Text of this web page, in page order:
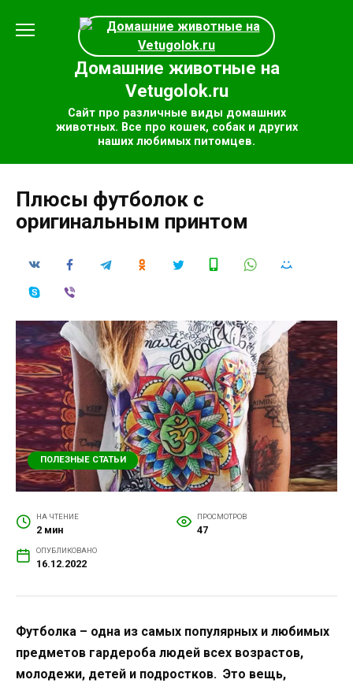
содержанию
Домашние животные на
Vetugolok.ru
Сайт про различные виды домашних
животных. Все про кошек, собак и других
наших любимых питомцев.
Плюсы футболок с
оригинальным принтом
ПОЛЕЗНЫЕ СТАТЬИ
НА ЧТЕНИЕ
2 мин
ПРОСМОТРОВ
47
ОПУБЛИКОВАНО
16.12.2022
Футболка – одна из самых популярных и любимых
предметов гардероба людей всех возрастов,
молодежи, детей и подростков. Это вещь,